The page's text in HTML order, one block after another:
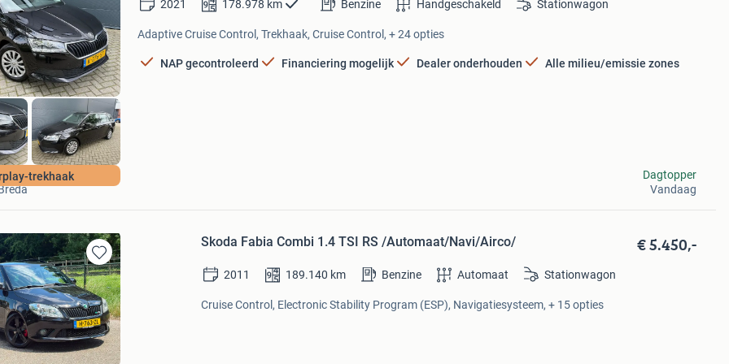
in
Mijn
Favorieten
trekhaak
2021 178.978 km Benzine Handgeschakeld Stationwagon
Adaptive Cruise Control, Trekhaak, Cruise Control, + 24 opties
NAP gecontroleerd Financiering mogelijk Dealer onderhouden Alle milieu/emissie zones
CARS BREDA
Dagtopper
Vandaag
Bewaren
in
Mijn
Favorieten
Skoda Fabia Combi 1.4 TSI RS /Automaat/Navi/Airco/ € 5.450,-
2011 189.140 km Benzine Automaat Stationwagon
Cruise Control, Electronic Stability Program (ESP), Navigatiesysteem, + 15 opties